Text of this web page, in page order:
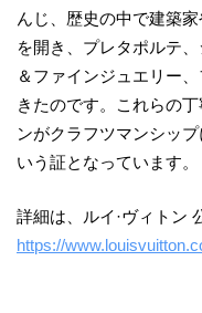
んじ、歴史の中で建築
を開き、プレタポルテ
＆ファインジュエリー
きたのです。これらの
ンがクラフツマンシッ
いう証となっています。
詳細は、ルイ·ヴィトン
https://